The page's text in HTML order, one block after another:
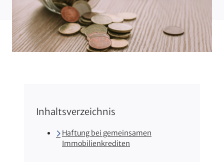
Inhaltsverzeichnis
Haftung bei gemeinsamen
Immobilienkrediten